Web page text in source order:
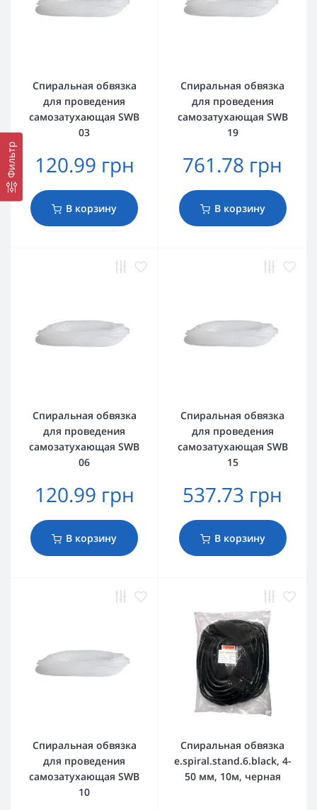
Фильтр
Спиральная обвязка
для проведения
самозатухающая SWB
03
120.99 грн
В корзину
Спиральная обвязка
для проведения
самозатухающая SWB
19
761.78 грн
В корзину
Спиральная обвязка
для проведения
самозатухающая SWB
06
120.99 грн
В корзину
Спиральная обвязка
для проведения
самозатухающая SWB
15
537.73 грн
В корзину
Спиральная обвязка
для проведения
самозатухающая SWB
10
Спиральная обвязка
e.spiral.stand.6.black, 4-
50 мм, 10м, черная